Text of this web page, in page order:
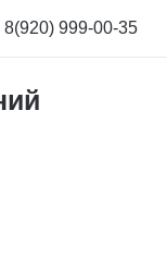
8(920) 999-00-35